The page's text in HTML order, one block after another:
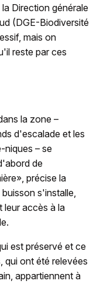
Direction générale
(DGE-Biodiversité
mais on
reste par ces
la zone –
d'escalade et les
niques – se
de
précise la
s'installe,
leur accès à la
est préservé et ce
qui ont été relevées
appartiennent à